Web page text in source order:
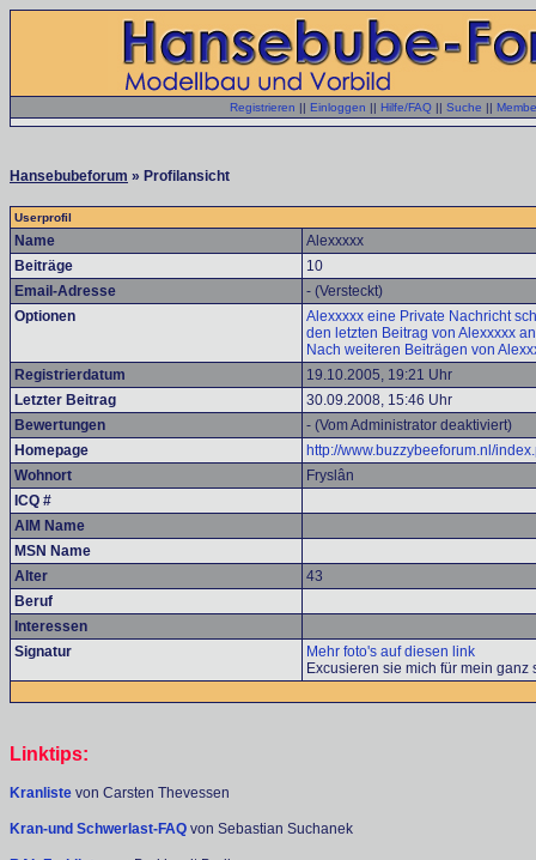
Registrieren || Einloggen || Hilfe/FAQ || Suche ||
Hansebubeforum » Profilansicht
Userprofil
Name
Alexxxxx
Beiträge
10
Email-Adresse
- (Versteckt)
Optionen
Alexxxxx eine Private Nachricht
den letzten Beitrag von Alexxxxx
Nach weiteren Beiträgen von
Registrierdatum
19.10.2005, 19:21 Uhr
Letzter Beitrag
30.09.2008, 15:46 Uhr
Bewertungen
- (Vom Administrator deaktiviert)
Homepage
http://www.buzzybeeforum.nl/
Wohnort
Fryslân
ICQ #
AIM Name
MSN Name
Alter
43
Beruf
Interessen
Signatur
Mehr foto's auf diesen link
Excusieren sie mich für mein ganz
Linktips:
Kranliste von Carsten Thevessen
Kran-und Schwerlast-FAQ von Sebastian Suchanek